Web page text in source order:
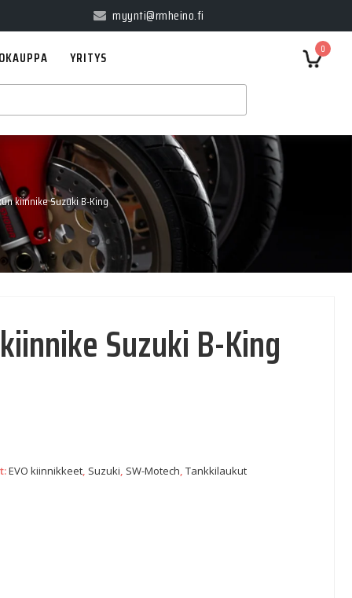
myynti@rmheino.fi
0
YRITYS
kiinnike Suzuki B-King
Suzuki B-King
EVO kiinnikkeet, Suzuki, SW-Motech,Tankkilaukut